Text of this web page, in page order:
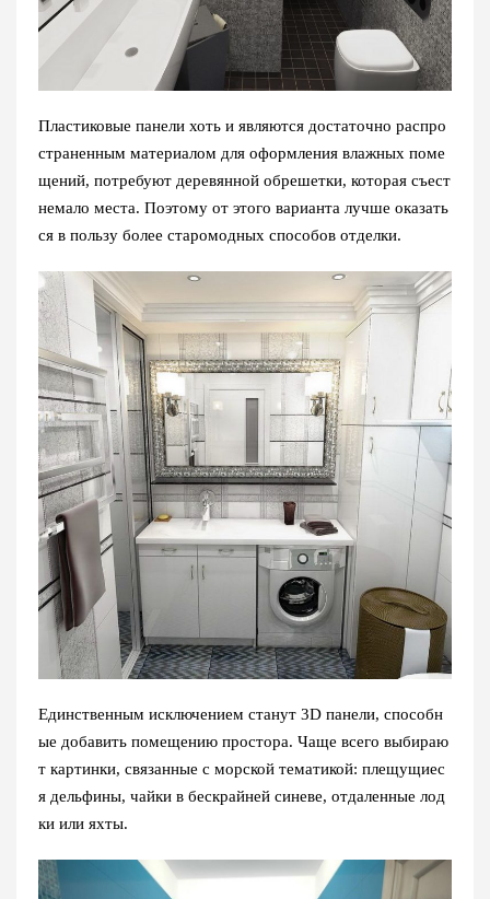
Пластиковые панели хоть и являются достаточно распро
страненным материалом для оформления влажных поме
щений, потребуют деревянной обрешетки, которая съест
немало места. Поэтому от этого варианта лучше оказать
ся в пользу более старомодных способов отделки.
Единственным исключением станут 3D панели, способн
ые добавить помещению простора. Чаще всего выбираю
т картинки, связанные с морской тематикой: плещущиес
я дельфины, чайки в бескрайней синеве, отдаленные лод
ки или яхты.